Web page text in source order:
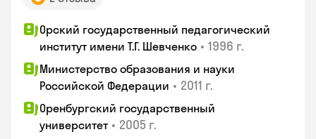
Орский государственный педагогический
институт имени Т.Г. Шевченко • 1996 г.
Министерство образования и науки
Российской Федерации • 2011 г.
Оренбургский государственный
университет • 2005 г.